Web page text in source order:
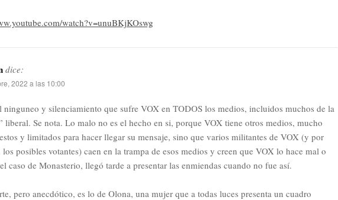
watch?v=unuBKjKOswg
dice:
2022 a las 10:00
ninguneo y silenciamiento que sufre VOX en TODOS los medios, incluidos muchos de la
liberal. Se nota. Lo malo no es el hecho en si, porque VOX tiene otros medios, mucho
y limitados para hacer llegar su mensaje, sino que varios militantes de VOX (y por
los posibles votantes) caen en la trampa de esos medios y creen que VOX lo hace mal o
caso de Monasterio, llegó tarde a presentar las enmiendas cuando no fue así.
pero anecdótico, es lo de Olona, una mujer que a todas luces presenta un cuadro